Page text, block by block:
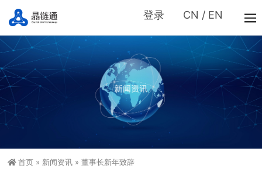
登录 CN / EN
首页 » 新闻资讯 » 董事长新年致辞